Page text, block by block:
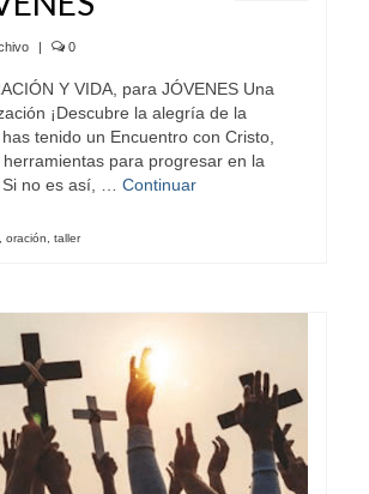
| 0
Y VIDA, para JÓVENES Una
¡Descubre la alegría de la
tenido un Encuentro con Cristo,
para progresar en la
no es así, … Continuar
oración taller